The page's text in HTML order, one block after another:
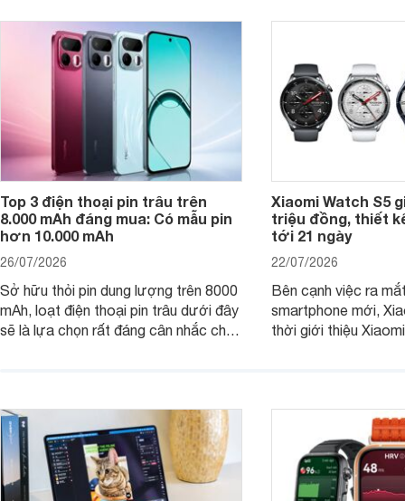
Top 3 điện thoại pin trâu trên
8.000 mAh đáng mua: Có mẫu pin
hơn 10.000 mAh
26/07/2026
Sở hữu thỏi pin dung lượng trên 8000
mAh, loạt điện thoại pin trâu dưới đây
sẽ là lựa chọn rất đáng cân nhắc cho
Xiaomi Watch S5
triệu đồng, thiết
tới 21 ngày
22/07/2026
Bên cạnh việc ra
smartphone mới,
thời giới thiệu